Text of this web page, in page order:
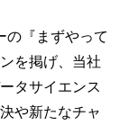
の『まずやって
を掲げ、当社
タサイエンス
や新たなチャ